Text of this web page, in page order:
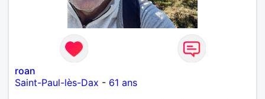
roan
Saint-Paul-lès-Dax - 61 ans